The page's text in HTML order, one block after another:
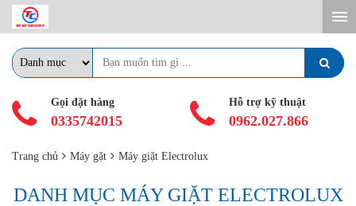
Gọi đặt hàng
0335742015
Hỗ trợ kỹ thuật
0962.027.866
Trang chủ Máy gặt Máy giặt Electrolux
DANH MỤC MÁY GIẶT ELECTROLUX